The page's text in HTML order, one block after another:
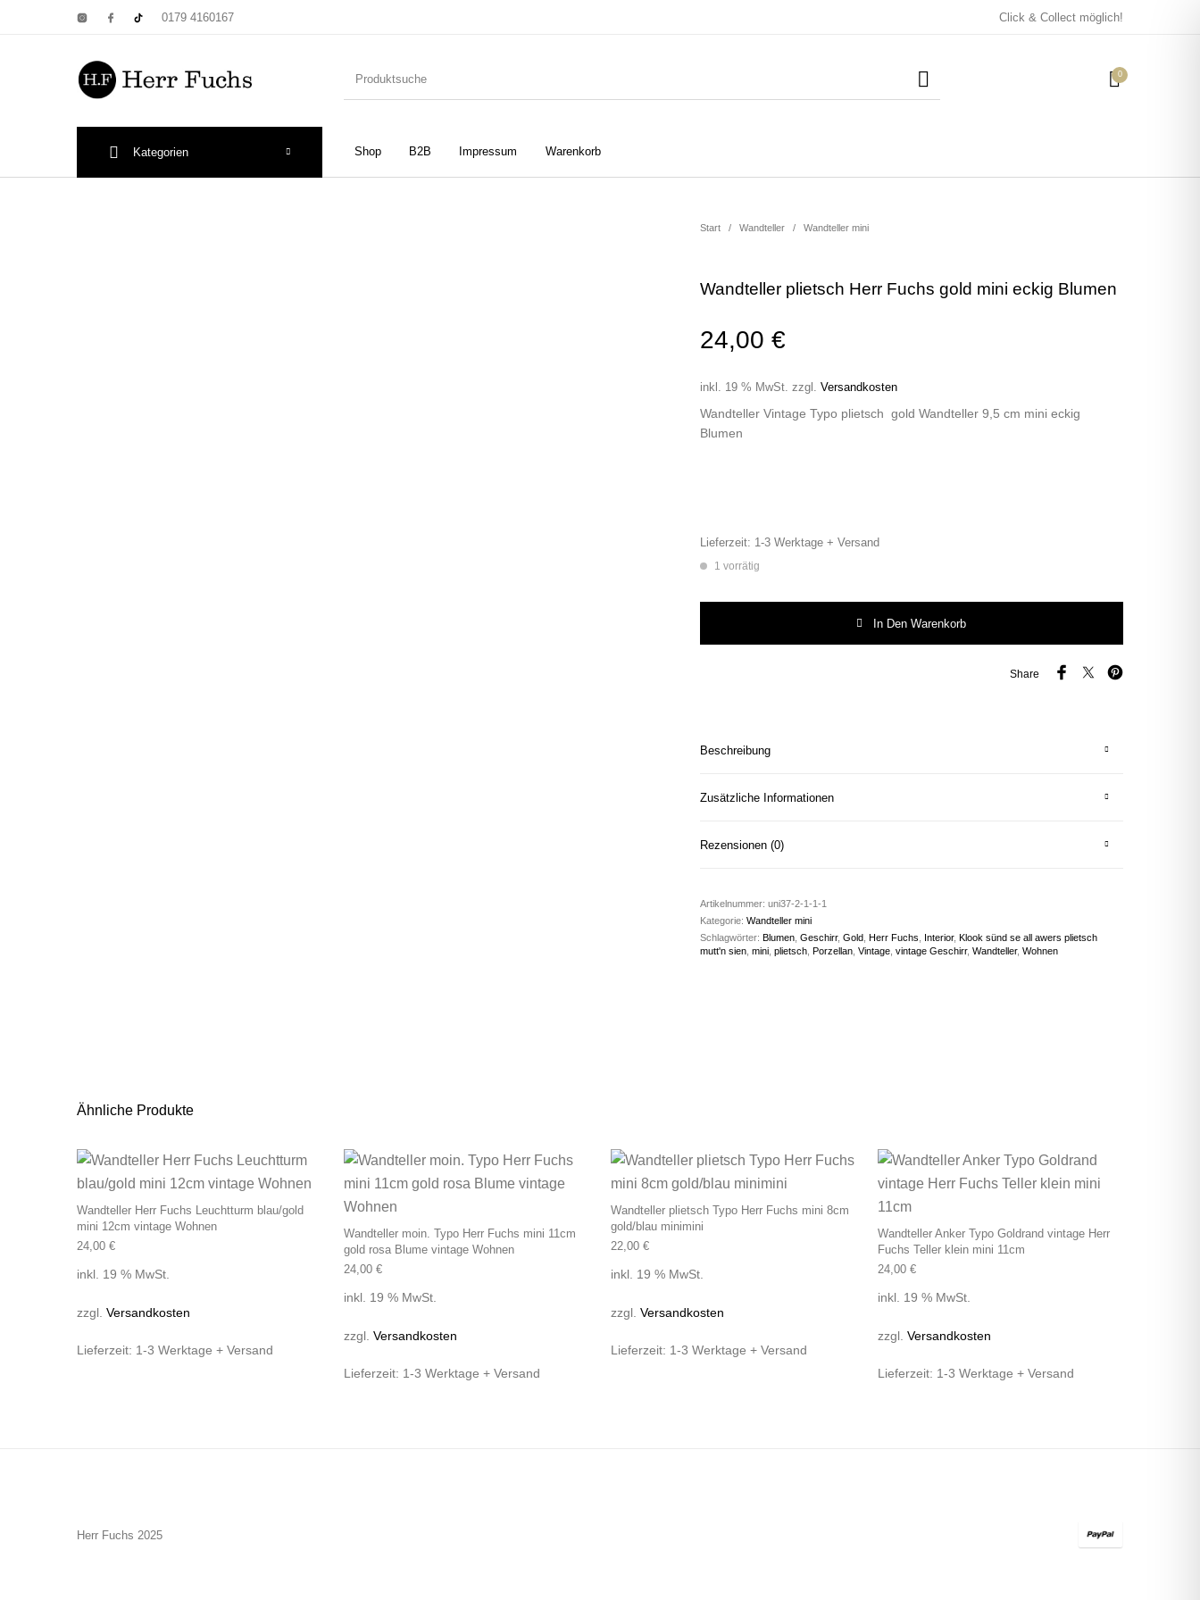
0179 4160167 Click & Collect möglich!
0
Shop B2B Impressum Warenkorb
Kategorien
Start / Wandteller / Wandteller mini
Wandteller plietsch Herr Fuchs gold mini eckig Blumen
24,00 €
inkl. 19 % MwSt. zzgl. Versandkosten
Wandteller Vintage Typo plietsch gold Wandteller 9,5 cm mini eckig
Blumen
Lieferzeit: 1-3 Werktage + Versand
1 vorrätig
In Den Warenkorb
Share
Beschreibung
Zusätzliche Informationen
Rezensionen (0)
Artikelnummer: uni37-2-1-1-1
Kategorie: Wandteller mini
Schlagwörter: Blumen, Geschirr, Gold, Herr Fuchs Interior, Klook sünd se all awers plietsch
mutt'n sien, mini, plietsch, Porzellan, Vintage, vintage Geschirr, Wandteller, Wohnen
Ähnliche Produkte
Wandteller Herr Fuchs Leuchtturm blau/gold
mini 12cm vintage Wohnen
24,00 €
inkl. 19 % MwSt.
zzgl. Versandkosten
Lieferzeit: 1-3 Werktage + Versand
Wandteller moin. Typo Herr Fuchs mini 11cm
gold rosa Blume vintage Wohnen
24,00 €
inkl. 19 % MwSt.
zzgl. Versandkosten
Lieferzeit: 1-3 Werktage + Versand
Wandteller plietsch Typo Herr Fuchs mini 8cm
gold/blau minimini
22,00 €
inkl. 19 % MwSt.
zzgl. Versandkosten
Lieferzeit: 1-3 Werktage + Versand
Wandteller Anker Typo Goldrand vintage Herr
Fuchs Teller klein mini 11cm
24,00 €
inkl. 19 % MwSt.
zzgl. Versandkosten
Lieferzeit: 1-3 Werktage + Versand
Herr Fuchs 2025